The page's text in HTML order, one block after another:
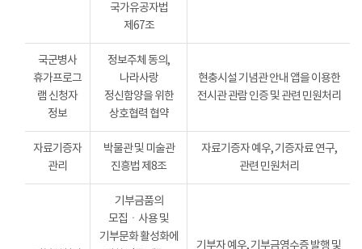
국가유공자법
제67조
국군병사
휴가프로그
램 신청자
정보
정보주체 동의,
나라사랑
정신함양을 위한
상호협력 협약
현충시설 기념관 안내 앱을 이용한
전시관 관람 인증 및 관련 민원처리
자료기증자
관리
박물관 및 미술관
진흥법 제8조
자료기증자 예우, 기증자료 연구,
관련 민원처리
기부금품의
모집ㆍ사용 및
기부문화 활성화에
기부자 예우, 기부금영수증 발행 및